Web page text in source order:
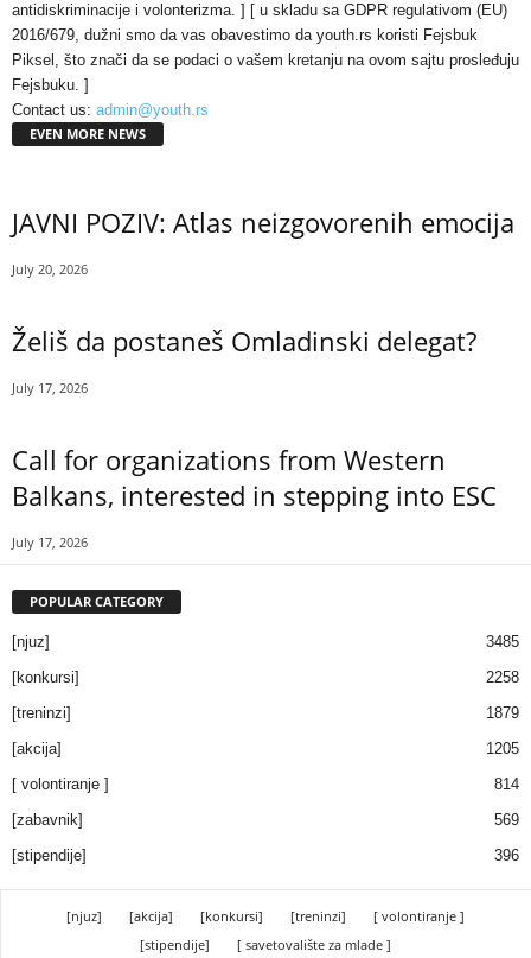
antidiskriminacije i volonterizma. ] [ u skladu sa GDPR regulativom (EU)
2016/679, dužni smo da vas obavestimo da youth.rs koristi Fejsbuk
Piksel, što znači da se podaci o vašem kretanju na ovom sajtu prosleđuju
Fejsbuku. ]
Contact us: admin@youth.rs
EVEN MORE NEWS
JAVNI POZIV: Atlas neizgovorenih emocija
July 20, 2026
Želiš da postaneš Omladinski delegat?
July 17, 2026
Call for organizations from Western
Balkans, interested in stepping into ESC
July 17, 2026
POPULAR CATEGORY
[njuz]
3485
[konkursi]
2258
[treninzi]
1879
[akcija]
1205
[ volontiranje ]
814
[zabavnik]
569
[stipendije]
396
[njuz] [akcija] [konkursi] [treninzi]
[ volontiranje ]
[stipendije]
[ savetovalište za mlade ]